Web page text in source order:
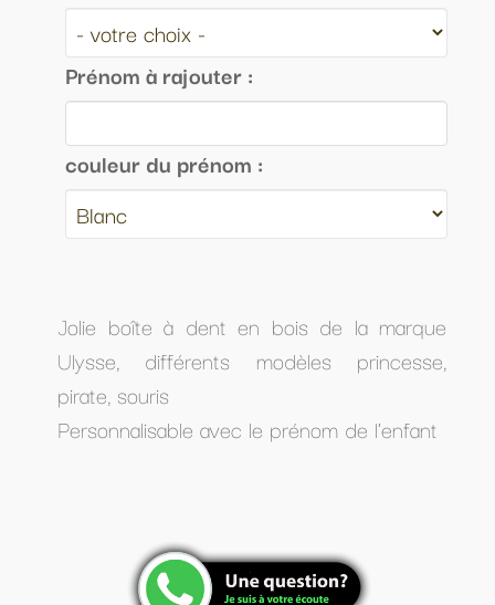
Prénom à rajouter :
couleur du prénom :
Jolie boîte à dent en bois de la marque
Ulysse, différents modèles princesse,
pirate, souris
Personnalisable avec le prénom de l'enfant